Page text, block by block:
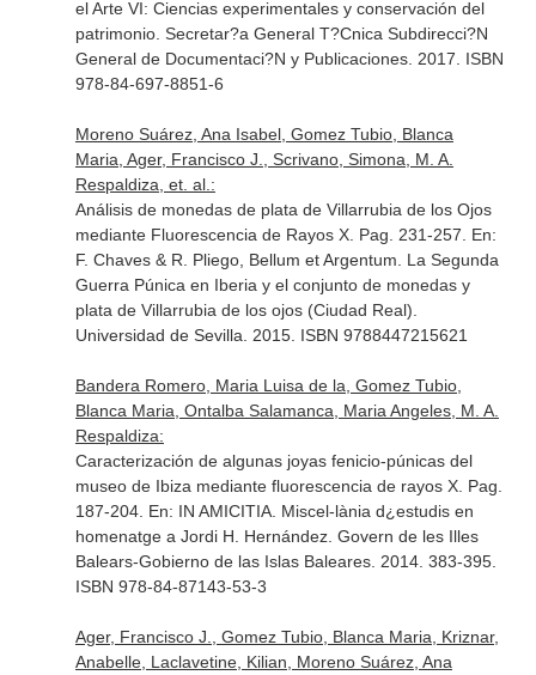
el Arte VI: Ciencias experimentales y conservación del
patrimonio. Secretar?a General T?Cnica Subdirecci?N
General de Documentaci?N y Publicaciones. 2017. ISBN
978-84-697-8851-6
Moreno Suárez, Ana Isabel, Gomez Tubio, Blanca
Maria, Ager, Francisco J., Scrivano, Simona, M. A.
Respaldiza, et. al.:
Análisis de monedas de plata de Villarrubia de los Ojos
mediante Fluorescencia de Rayos X. Pag. 231-257. En:
F. Chaves & R. Pliego, Bellum et Argentum. La Segunda
Guerra Púnica en Iberia y el conjunto de monedas y
plata de Villarrubia de los ojos (Ciudad Real)
Universidad de Sevilla. 2015. ISBN 9788447215621
Bandera Romero, Maria Luisa de la, Gomez Tubio,
Blanca Maria, Ontalba Salamanca, Maria Angeles, M. A.
Respaldiza:
Caracterización de algunas joyas fenicio-púnicas del
museo de Ibiza mediante fluorescencia de rayos X. Pag.
187-204. En: IN AMICITIA. Miscel-lània d¿estudis en
homenatge a Jordi H. Hernández. Govern de les Illes
Balears-Gobierno de las Islas Baleares. 2014. 383-395.
ISBN 978-84-87143-53-3
Ager, Francisco J., Gomez Tubio, Blanca Maria, Kriznar,
Anabelle, Laclavetine, Kilian, Moreno Suárez, Ana